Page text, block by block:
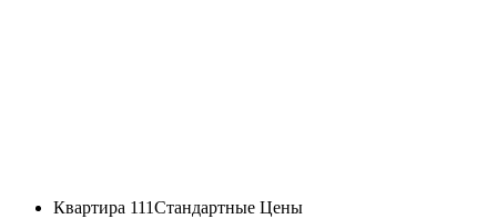
Квартира 111Стандартные Цены